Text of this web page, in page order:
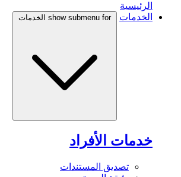
الرئيسية
الخدمات
show submenu for الخدمات
خدمات الأفراد
تصديق المستندات